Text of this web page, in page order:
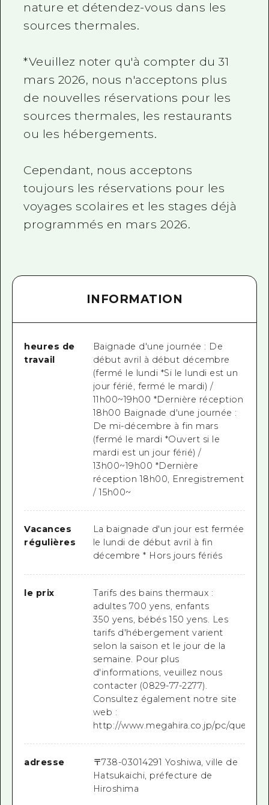
nature et détendez-vous dans les
sources thermales.
*Veuillez noter qu'à compter du 31
mars 2026, nous n'acceptons plus
de nouvelles réservations pour les
sources thermales, les restaurants
ou les hébergements.
Cependant, nous acceptons
toujours les réservations pour les
voyages scolaires et les stages déjà
programmés en mars 2026.
INFORMATION
heures de
travail
Baignade d'une journée : De
début avril à début décembre
(fermé le lundi *Si le lundi est un
jour férié, fermé le mardi) /
11h00~19h00 *Dernière réception
18h00 Baignade d'une journée :
De mi-décembre à fin mars
(fermé le mardi *Ouvert si le
mardi est un jour férié) /
13h00~19h00 *Dernière
réception 18h00, Enregistrement
/ 15h00~
Vacances
régulières
La baignade d'un jour est fermée
le lundi de début avril à fin
décembre * Hors jours fériés
le prix
Tarifs des bains thermaux :
adultes 700 yens, enfants
350 yens, bébés 150 yens. Les
tarifs d'hébergement varient
selon la saison et le jour de la
semaine. Pour plus
d'informations, veuillez nous
contacter (0829-77-2277).
Consultez également notre site
web :
http://www.megahira.co.jp/pc/quelle/
adresse 〒738-03014291 Yoshiwa, ville de
Hatsukaichi, préfecture de
Hiroshima